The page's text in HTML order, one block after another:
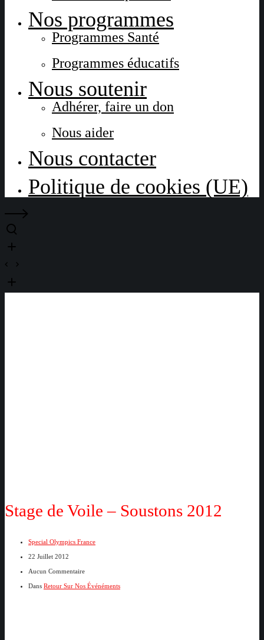
Nos programmes
Programmes Santé
Programmes éducatifs
Nous soutenir
Adhérer, faire un don
Nous aider
Nous contacter
Politique de cookies (UE)
Stage de Voile – Soustons 2012
Special Olympics France
22 Juillet 2012
Aucun Commentaire
Dans Retour Sur Nos Événéments